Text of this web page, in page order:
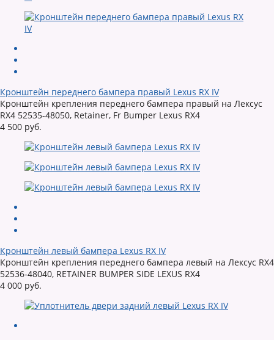
Кронштейн переднего бампера правый Lexus RX IV
Кронштейн крепления переднего бампера правый на Лексус
RX4 52535-48050, Retainer, Fr Bumper Lexus RX4
4 500 руб.
Кронштейн левый бампера Lexus RX IV
Кронштейн крепления переднего бампера левый на Лексус RX4
52536-48040, RETAINER BUMPER SIDE LEXUS RX4
4 000 руб.